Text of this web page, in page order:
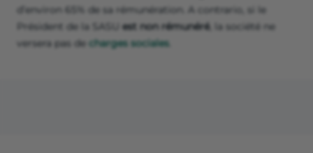
d’environ 65% de sa rémunération. A contrario, si le
Président de la SASU est non rémunéré, la société ne
versera pas de charges sociales.